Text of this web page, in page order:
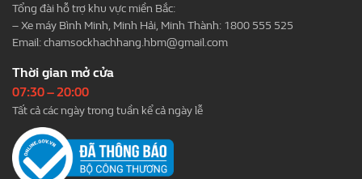
Tổng đài hỗ trợ khu vực miền Bắc:
– Xe máy Bình Minh, Minh Hải, Minh Thành: 1800 555 525
Email:chamsockhachhang.hbm@gmail.com
Thời gian mở cửa
07:30 – 20:00
Tất cả các ngày trong tuần kể cả ngày lễ